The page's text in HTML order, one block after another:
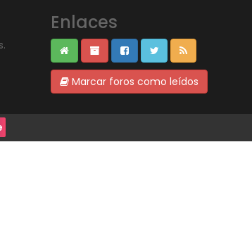
Enlaces
Marcar foros como leídos